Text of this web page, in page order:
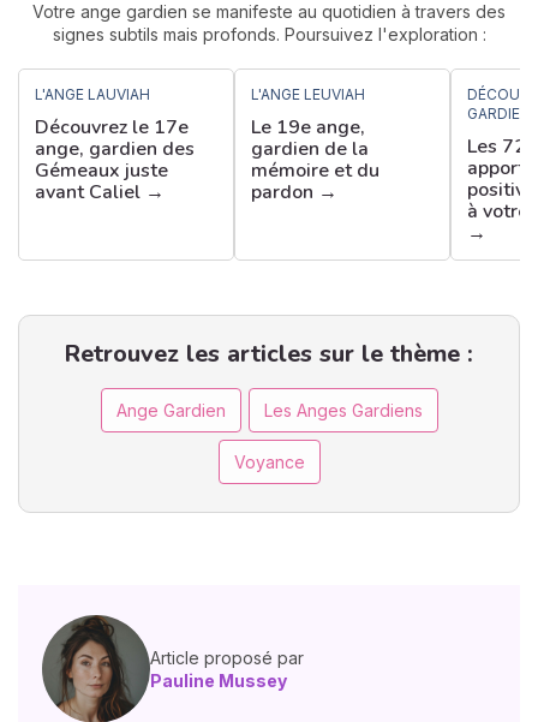
Votre ange gardien se manifeste au quotidien à travers des
signes subtils mais profonds. Poursuivez l'exploration :
L'ANGE LAUVIAH
Découvrez le 17e
ange, gardien des
Gémeaux juste
avant Caliel →
L'ANGE LEUVIAH
Le 19e ange,
gardien de la
mémoire et du
pardon →
Les 72
à votre
→
Retrouvez les articles sur le thème :
Ange Gardien Les Anges Gardiens
Voyance
Article proposé par
Pauline Mussey